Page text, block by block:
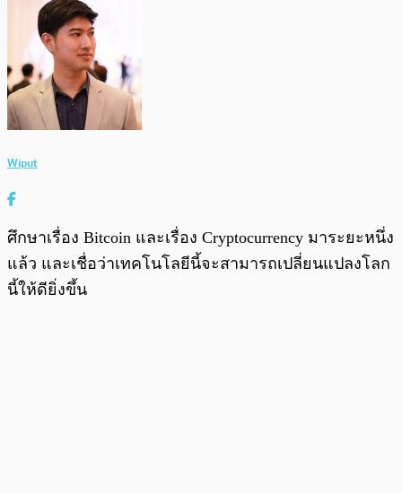
Wiput
ศึกษาเรื่อง Bitcoin และเรื่อง Cryptocurrency มาระยะหนึ่ง
แล้ว และเชื่อว่าเทคโนโลยีนี้จะสามารถเปลี่ยนแปลงโลก
นี้ให้ดียิ่งขึ้น